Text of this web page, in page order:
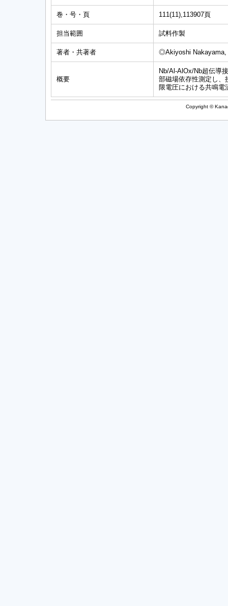
巻・号・頁 111(11),113907頁
担当範囲 試料作製
著者・共著者 ◎Akiyoshi
概要
Nb/Al-AlOx/Nb超伝導
部磁場依存性測定し、
限電圧における共鳴電
Copyright ©